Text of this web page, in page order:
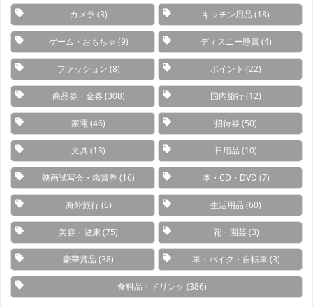
カメラ (3) キッチン用品 (18)
ゲーム・おもちゃ (9) ディスニー懸賞(4)
ファッション (8) ポイント (22)
商品券・金券 (308) 国内旅行(12)
家電(46) 招待券 (50)
文具 (13) 日用品 (10)
映画試写会・鑑賞券 (16) 本・CD・DVD (7)
海外旅行(6) 生活用品 (60)
美容・健康(75) 花・園芸(3)
豪華賞品 (38) 車・バイク・自転車(3)
食料品・ドリンク (386)